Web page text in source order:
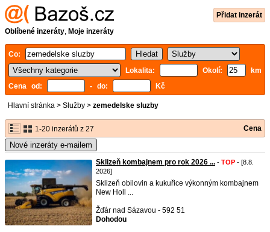
Přidat inzerát
Oblíbené inzeráty, Moje inzeráty
Co:
Lokalita:
Okolí:
km
Cena od:
- do: Kč
Hlavní stránka > Služby > zemedelske sluzby
1-20 inzerátů z 27 Cena
Nové inzeráty e-mailem
Sklizeň kombajnem pro rok 2026 ... - TOP - [8.8.
2026]
Sklizeň obilovin a kukuřice výkonným kombajnem
New Holl ...
Žďár nad Sázavou - 592 51
Dohodou